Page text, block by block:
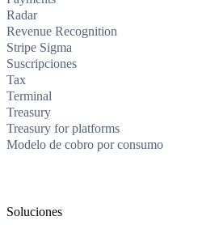
Radar
Revenue Recognition
Stripe Sigma
Suscripciones
Tax
Terminal
Treasury
Treasury for platforms
Modelo de cobro por consumo
Soluciones